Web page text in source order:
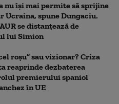
nu își mai permite să sprijine
Ucraina, spune Dungaciu.
se distanțează de
lui Simion
roșu” sau vizionar? Criza
reaprinde dezbaterea
premierului spaniol
în UE